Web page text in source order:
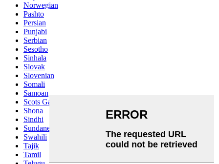
Norwegian
Pashto
Persian
Punjabi
Serbian
Sesotho
Sinhala
Slovak
Slovenian
Somali
Samoan
Scots Gaelic
Shona
Sindhi
Sundanese
Swahili
Tajik
Tamil